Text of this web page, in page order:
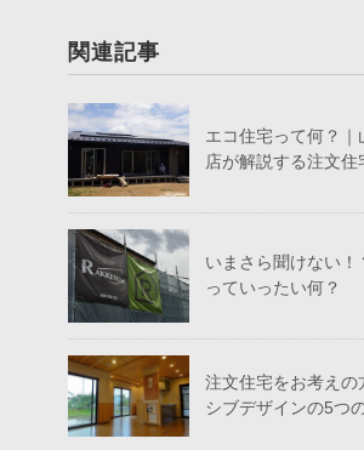
関連記事
エコ住宅って何？｜
店が解説する注文住
いまさら聞けない
っていったい何？
注文住宅をお考えの
シブデザインの5つ